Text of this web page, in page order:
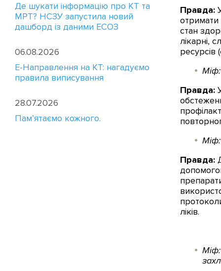
Де шукати інформацію про КТ та
МРТ? НСЗУ запустила новий
дашборд із даними ЕСОЗ
06.08.2026
E-Направлення на КТ: нагадуємо
правила виписування
28.07.2026
Пам’ятаємо кожного.
Правда:
отримати
стан
лікарні,
ресурсів
Правда:
Правда:
ліків.
Міф: